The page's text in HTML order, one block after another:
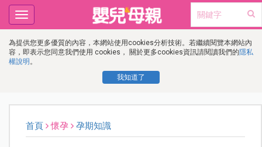
為提供您更多優質的內容，本網站使用cookies分析技術。若繼續閱覽本網站內
容，即表示您同意我們使用 cookies， 關於更多cookies資訊請閱讀我們的隱私
權說明 。
我知道了
Toggle
navigation
首頁 懷孕 孕期知識